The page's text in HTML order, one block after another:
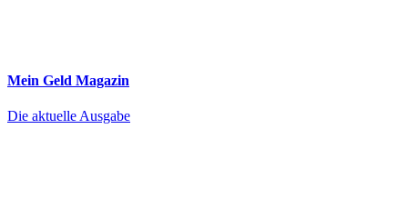
Mein Geld Magazin
Die aktuelle Ausgabe